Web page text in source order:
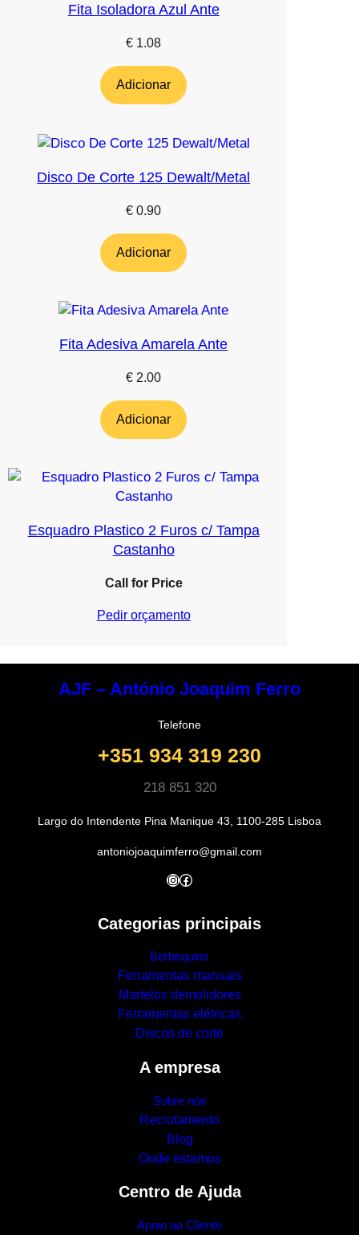
Fita Isoladora Azul Ante
€ 1.08
Adicionar
Disco De Corte 125 Dewalt/Metal
€ 0.90
Adicionar
Fita Adesiva Amarela Ante
€ 2.00
Adicionar
Esquadro Plastico 2 Furos c/ Tampa
Castanho
Call for Price
Pedir orçamento
AJF – António Joaquim Ferro
Telefone
+351 934 319 230
218 851 320
Largo do Intendente Pina Manique 43, 1100-285 Lisboa
antoniojoaquimferro@gmail.com
InstagramFacebook
Categorias principais
Berbequins
Ferramentas manuais
Martelos demolidores
Ferramentas elétricas
Discos de corte
A empresa
Sobre nós
Recrutamento
Blog
Onde estamos
Centro de Ajuda
Apoio ao Cliente